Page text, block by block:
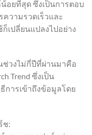
อยที่สุด ซึ่งเป็นการตอบ
วามรวดเร็วและ
เปลี่ยนแปลงไปอย่าง
วงไม่กี่ปีที่ผ่านมาคือ
Trend ซึ่งเป็น
ารเข้าถึงข้อมูลโดย
ช: